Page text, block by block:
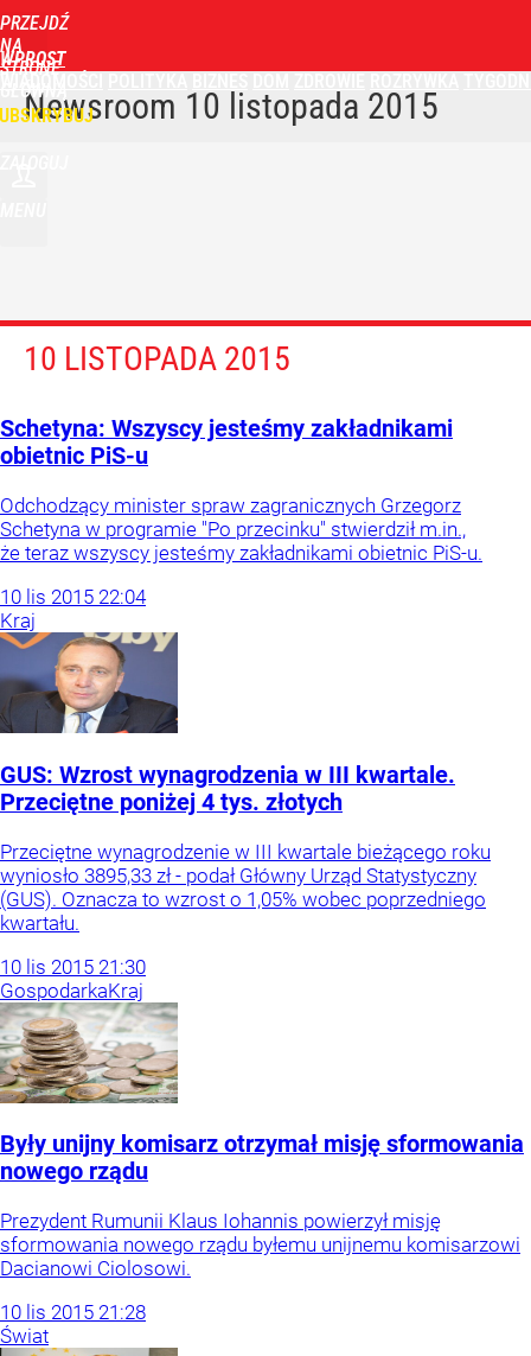
PRZEJDŹ
NA
STRONĘ
GŁÓWNĄ
WPROST
Newsroom 10 listopada 2015
10 LISTOPADA 2015
Schetyna: Wszyscy jesteśmy zakładnikami
obietnic PiS-u
Odchodzący minister spraw zagranicznych Grzegorz
Schetyna w programie "Po przecinku" stwierdził m.in.,
że teraz wszyscy jesteśmy zakładnikami obietnic PiS-u.
10 lis 2015 22:04
Kraj
GUS: Wzrost wynagrodzenia w III kwartale.
Przeciętne poniżej 4 tys. złotych
Przeciętne wynagrodzenie w III kwartale bieżącego roku
wyniosło 3895,33 zł - podał Główny Urząd Statystyczny
(GUS). Oznacza to wzrost o 1,05% wobec poprzedniego
kwartału.
10 lis 2015 21:30
GospodarkaKraj
Były unijny komisarz otrzymał misję sformowania
nowego rządu
Prezydent Rumunii Klaus Iohannis powierzył misję
sformowania nowego rządu byłemu unijnemu komisarzowi
Dacianowi Ciolosowi.
10 lis 2015 21:28
Świat